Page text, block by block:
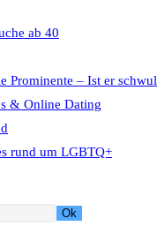
ab 40
Prominente – Ist er schwul
& Online Dating
rund um LGBTQ+
Ok